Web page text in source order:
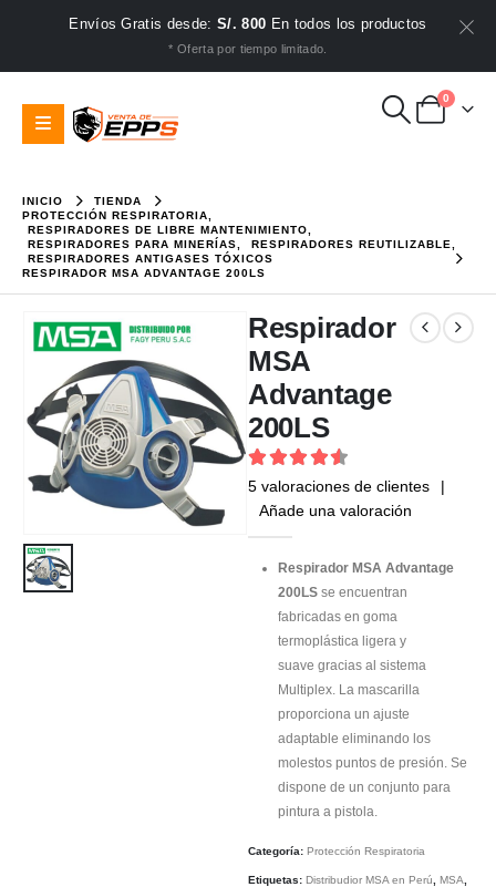
Envíos Gratis desde:S/. 800 En todos los productos
* Oferta por tiempo limitado.
0
INICIO
TIENDA
PROTECCIÓN RESPIRATORIA
RESPIRADORES DE LIBRE MANTENIMIENTO
RESPIRADORES PARA MINERÍAS
RESPIRADORES REUTILIZABLE
RESPIRADORES ANTIGASES TÓXICOS
RESPIRADOR MSA ADVANTAGE 200LS
Respirador
MSA
Advantage
200LS
4.6out of 5
5 valoraciones de clientes
|
Añade una valoración
Respirador MSA Advantage
200LS se encuentran
fabricadas en goma
termoplástica ligera y
suave gracias al sistema
Multiplex. La mascarilla
proporciona un ajuste
adaptable eliminando los
molestos puntos de presión. Se
dispone de un conjunto para
pintura a pistola.
Categoría: Protección Respiratoria
Etiquetas: Distribudior MSA en Perú MSA